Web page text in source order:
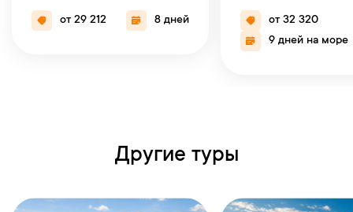
от 29 212 8 дней
от 32 320
9 дней на море
Другие туры